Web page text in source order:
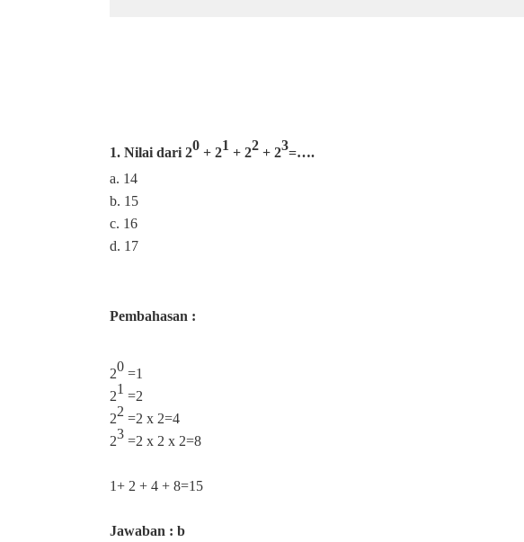
1. Nilai dari 20 + 21 + 22 + 23=….
a. 14
b. 15
c. 16
d. 17
Pembahasan :
20 =1
21 =2
22 =2 x 2=4
23 =2 x 2 x 2=8
1+ 2 + 4 + 8=15
Jawaban : b